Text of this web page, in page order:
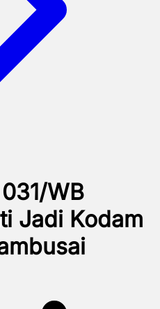
WB
Jadi Kodam